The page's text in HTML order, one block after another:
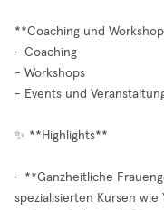
**Coaching und
- Coaching
- Workshops
- Events und
✨ **Highlights**
- **Ganzheitliche
spezialisierten Kursen wie